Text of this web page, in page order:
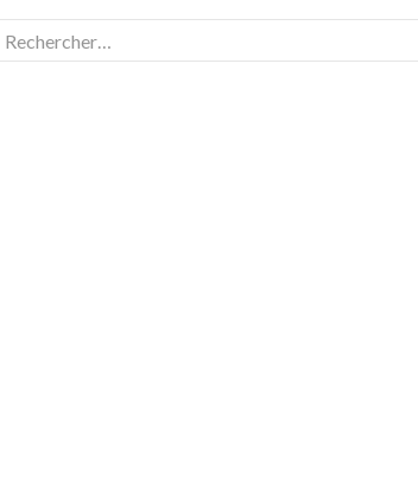
Rechercher :